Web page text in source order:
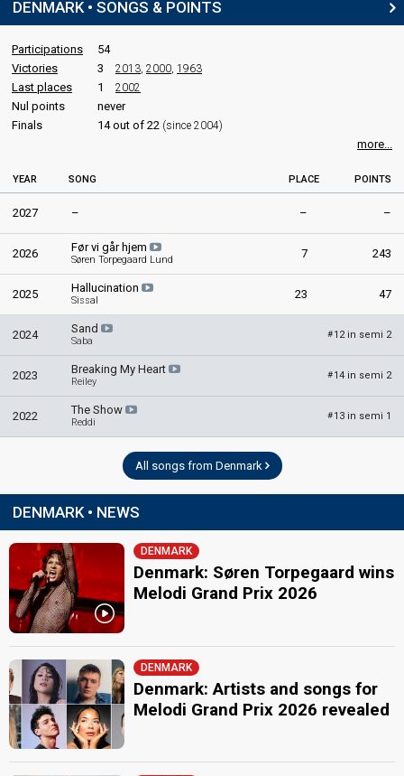
Denmark 1985: spokesperson
Denmark 1984: spokesperson
Denmark 1983
Denmark 1981: spokesperson
Denmark 1979: spokesperson
COMMENTATOR
Denmark 2006
Denmark 2003: commentator
Denmark 1995: commentator
Denmark 1994: commentator
Denmark 1993 : commentator
Denmark 1992
Denmark 1990
Denmark 1989
Denmark 1988: commentator
Denmark 1987 : commentator
Denmark 1985
Denmark 1984
Denmark 1982 : commentator
Denmark 1981: commentator
Denmark 1980: commentator
Denmark 1979: commentator
DENMARK • SONGS & POINTS
Participations
54
Victories
3 2013, 2000, 1963
Last places 1 2002
Nul points
never
Finals
14 out of 22 (since 2004)
more...
YEAR SONG PLACE POINTS
2027 – – –
2026 Før vi går hjem
Søren Torpegaard Lund 7 243
2025 Hallucination
Sissal 23 47
2024 Sand
Saba
#12 in semi 2
2023 Breaking My Heart
Reiley
#14 in semi 2
2022 The Show
Reddi
#13 in semi 1
All songs from Denmark
DENMARK • NEWS
DENMARK
Denmark: Søren Torpegaard wins
Melodi Grand Prix 2026
DENMARK
Denmark: Artists and songs for
Melodi Grand Prix 2026 revealed